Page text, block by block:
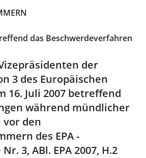
das Beschwerdeverfahren
der
3 des Europäischen
16. Juli 2007 betreffend
während mündlicher
vor den
des EPA -
3, ABl. EPA 2007, H.2